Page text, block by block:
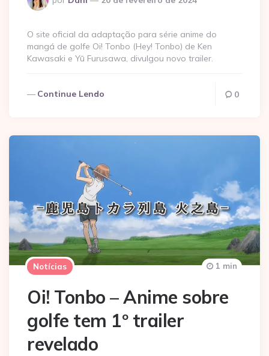
por
O site oficial da adaptação para série anime do
mangá de golfe Oi! Tonbo (Hey! Tonbo) de Ken
Kawasaki e Yū Furusawa, divulgou novo trailer.
Continue Lendo 0
Notícias
Oi! Tonbo – Anime sobre
golfe tem 1º trailer
revelado
1 min